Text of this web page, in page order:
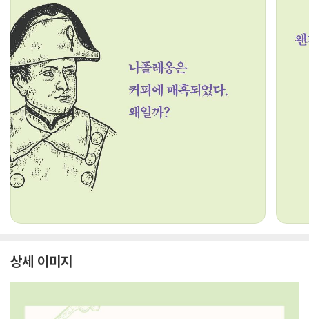
상세 이미지